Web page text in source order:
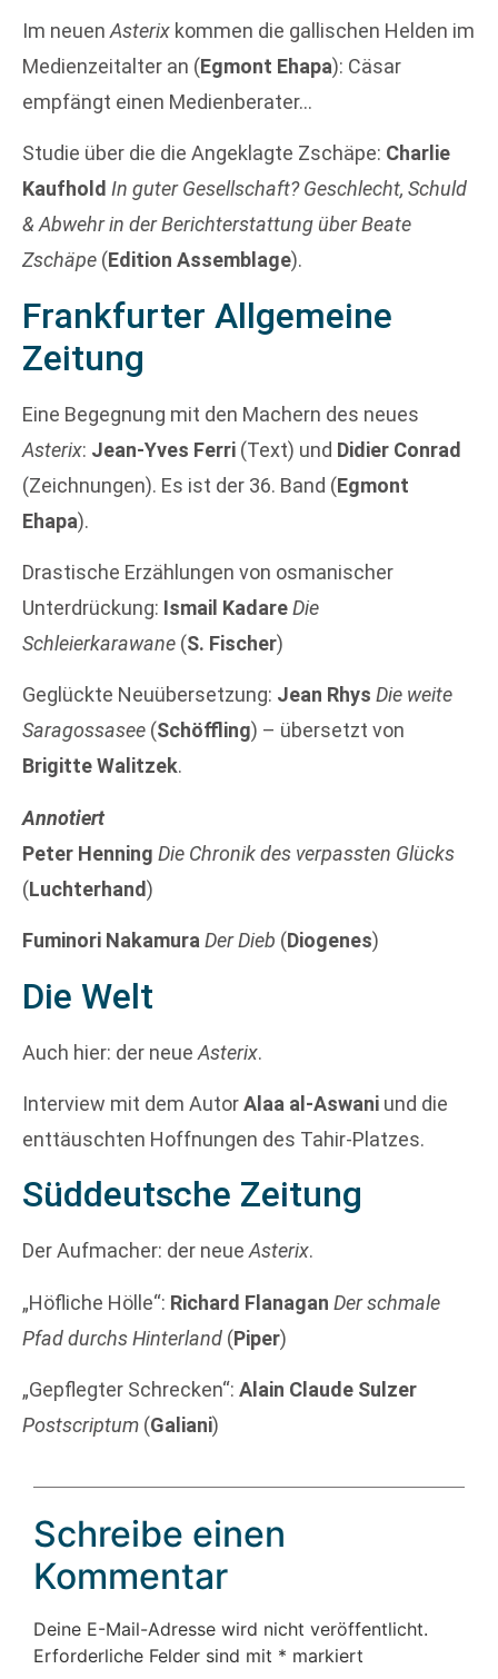
Im neuen Asterix kommen die gallischen Helden im
Medienzeitalter an (Egmont Ehapa): Cäsar
empfängt einen Medienberater…
Studie über die die Angeklagte Zschäpe: Charlie
Kaufhold In guter Gesellschaft? Geschlecht, Schuld
& Abwehr in der Berichterstattung über Beate
Zschäpe (Edition Assemblage).
Frankfurter Allgemeine
Zeitung
Eine Begegnung mit den Machern des neues
Asterix: Jean-Yves Ferri (Text) und Didier Conrad
(Zeichnungen). Es ist der 36. Band (Egmont
Ehapa).
Drastische Erzählungen von osmanischer
Unterdrückung: Ismail KadareDie
Schleierkarawane (S. Fischer)
Geglückte Neuübersetzung: Jean Rhys Die weite
Saragossasee (Schöffling) – übersetzt von
Brigitte Walitzek.
Annotiert
Peter Henning Die Chronik des verpassten Glücks
(Luchterhand)
Fuminori Nakamura Der Dieb (Diogenes)
Die Welt
Auch hier: der neue Asterix.
Interview mit dem AutorAlaa al-Aswani und die
enttäuschten Hoffnungen des Tahir-Platzes.
Süddeutsche Zeitung
Der Aufmacher: der neueAsterix.
„Höfliche Hölle“: Richard Flanagan Der schmale
Pfad durchs Hinterland (Piper)
„Gepflegter Schrecken“: Alain Claude Sulzer
Postscriptum (Galiani)
Schreibe einen
Kommentar
Deine E-Mail-Adresse wird nicht veröffentlicht.
Erforderliche Felder sind mit * markiert